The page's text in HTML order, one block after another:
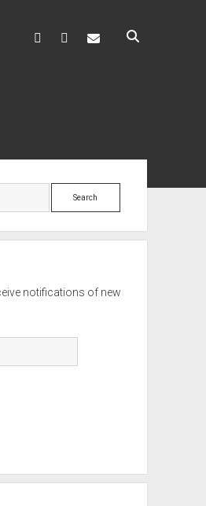
facebook
youtubehello@mitixa.com
Search
notifications of new